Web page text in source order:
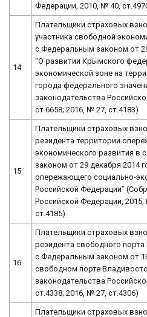
Федерации, 2010, № 40,
14
Плательщики страховых
участника свободной
с Федеральным законом от
“О развитии Крымского
экономической зоне на
города федерального
законодательства
ст.6658; 2016, № 27, ст.4183)
15
Плательщики страховых
резидента территории
экономического развития в
законом от 29 декабря 2014
опережающего социально-
Российской Федерации”
Российской Федерации,
ст.4185)
16
Плательщики страховых
резидента свободного
с Федеральным законом от
свободном порте
законодательства
ст.4338; 2016, № 27, ст.4306)
Плательщики страховых